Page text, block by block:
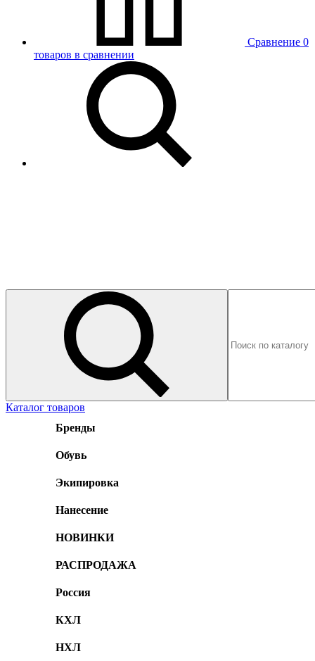
Сравнение 0
товаров в сравнении
Каталог товаров
Бренды
Обувь
Экипировка
Нанесение
НОВИНКИ
РАСПРОДАЖА
Россия
КХЛ
НХЛ